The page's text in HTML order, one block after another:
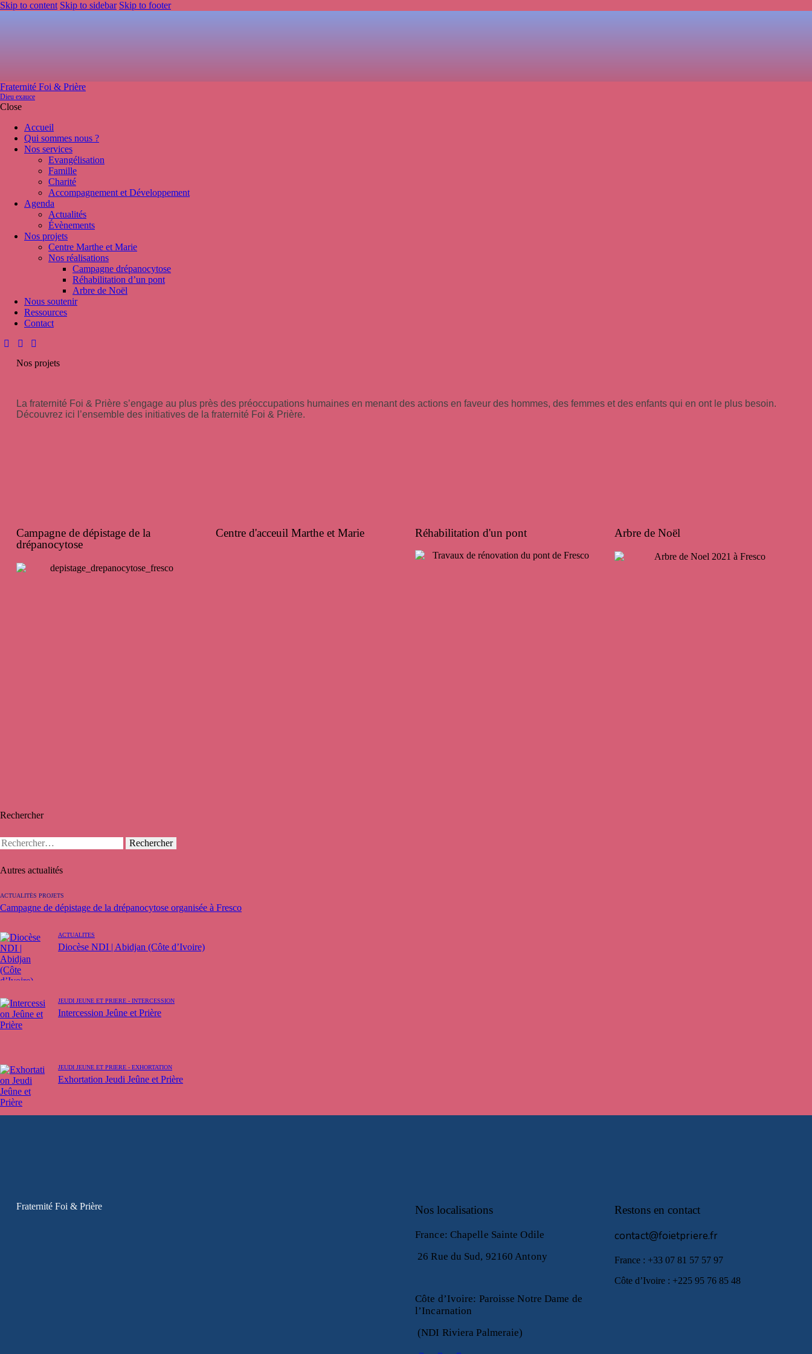
Skip to content Skip to sidebar Skip to footer
Fraternité Foi & Prière
Dieu exauce
Close
Accueil
Qui sommes nous ?
Nos services
Evangélisation
Famille
Charité
Accompagnement et Développement
Agenda
Actualités
Évènements
Nos projets
Centre Marthe et Marie
Nos réalisations
Campagne drépanocytose
Réhabilitation d’un pont
Arbre de Noël
Nous soutenir
Ressources
Contact
Nos projets
La fraternité Foi & Prière s’engage au plus près des préoccupations humaines en menant des actions en faveur des hommes, des femmes et des enfants qui en ont le plus besoin.
Découvrez ici l’ensemble des initiatives de la fraternité Foi & Prière.
Campagne de dépistage de la
drépanocytose
Centre d'acceuil Marthe et Marie Réhabilitation d'un pont Arbre de Noël
Rechercher
Autres actualités
ACTUALITÉS PROJETS
Campagne de dépistage de la drépanocytose organisée à Fresco
ACTUALITÉS
Diocèse NDI | Abidjan (Côte d’Ivoire)
JEUDI JEUNE ET PRIÈRE - INTERCESSION
Intercession Jeûne et Prière
JEUDI JEUNE ET PRIÈRE - EXHORTATION
Exhortation Jeudi Jeûne et Prière
Fraternité Foi & Prière Nos localisations
France: Chapelle Sainte Odile
26 Rue du Sud, 92160 Antony
Côte d’Ivoire: Paroisse Notre Dame de
l’Incarnation
(NDI Riviera Palmeraie)
Restons en contact
contact@foietpriere.fr
France : +33 07 81 57 57 97
Côte d’Ivoire : +225 95 76 85 48